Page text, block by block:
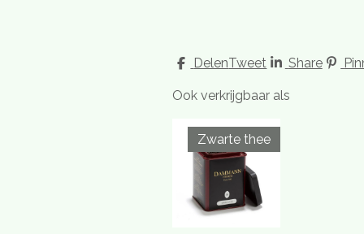
DelenTweet Share
Ook verkrijgbaar als
Zwarte thee